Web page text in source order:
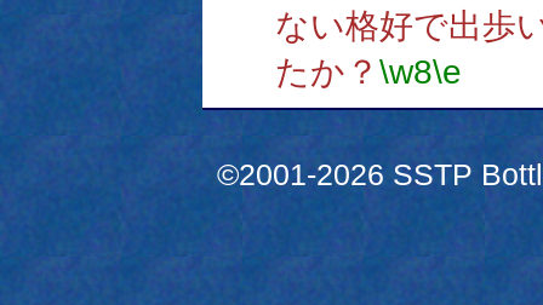
ない格好で出歩
たか？ \w8\e
©2001-2026 SSTP